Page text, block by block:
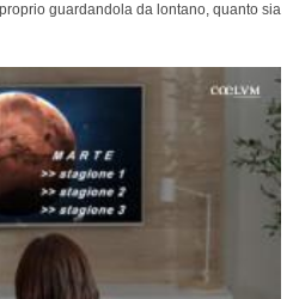
guardandola da lontano, quanto sia